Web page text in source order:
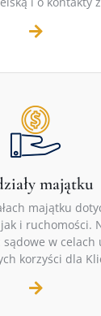
majątku
majątku
i ruchomości.
w celach
korzyści dla